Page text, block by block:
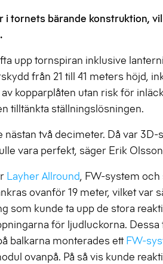
i tornets bärande konstruktion,
upp tornspiran inklusive
från 21 till 41 meters höjd,
kopparplåten utan risk för
tilltänkta ställningslösningen.
två decimeter. Då var
vara perfekt, säger Erik
Layher Allround, FW-system
ovanför 19 meter, vilket var
som kunde ta upp de stora
för ljudluckorna.
balkarna monterades ettFW-
ovanpå. På så vis kunde